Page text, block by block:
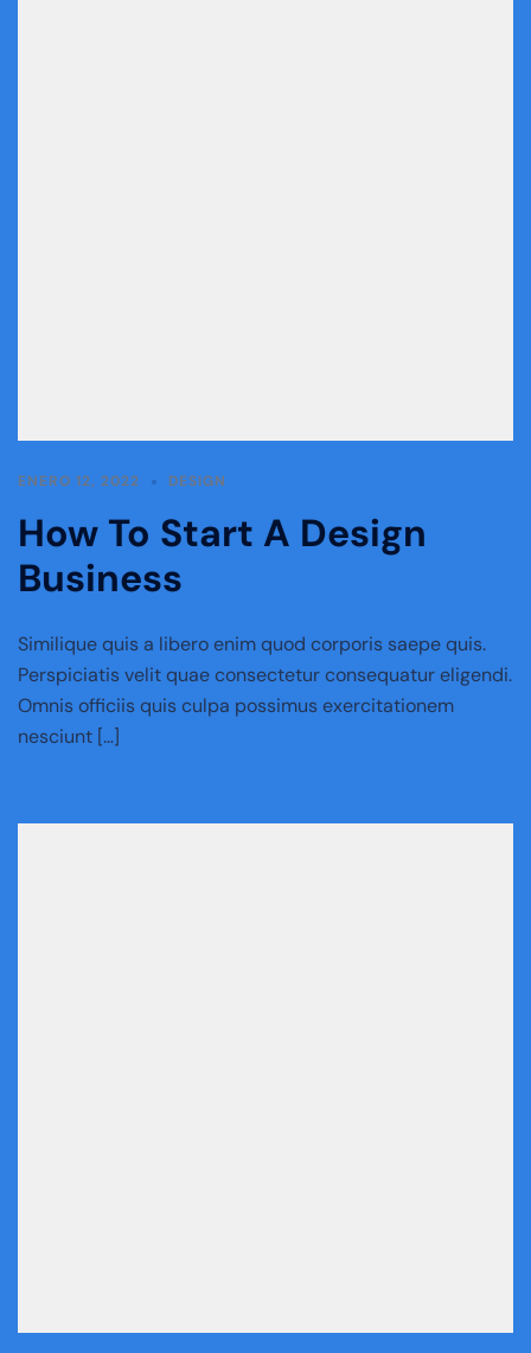
ENERO 12, 2022 DESIGN
How To Start A Design
Business
Similique quis a libero enim quod corporis saepe quis.
Perspiciatis velit quae consectetur consequatur eligendi.
Omnis officiis quis culpa possimus exercitationem
nesciunt […]